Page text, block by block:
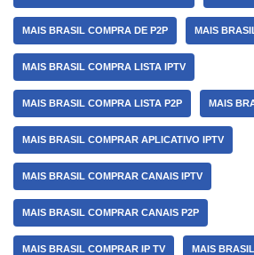
MAIS BRASIL COMPRA DE P2P MAIS
MAIS BRASIL COMPRA LISTA IPTV
MAIS BRASIL COMPRA LISTA P2P MAIS
MAIS BRASIL COMPRAR APLICATIVO IPTV
MAIS BRASIL COMPRAR CANAIS IPTV
MAIS BRASIL COMPRAR CANAIS P2P
MAIS BRASIL COMPRAR IP TV MAIS